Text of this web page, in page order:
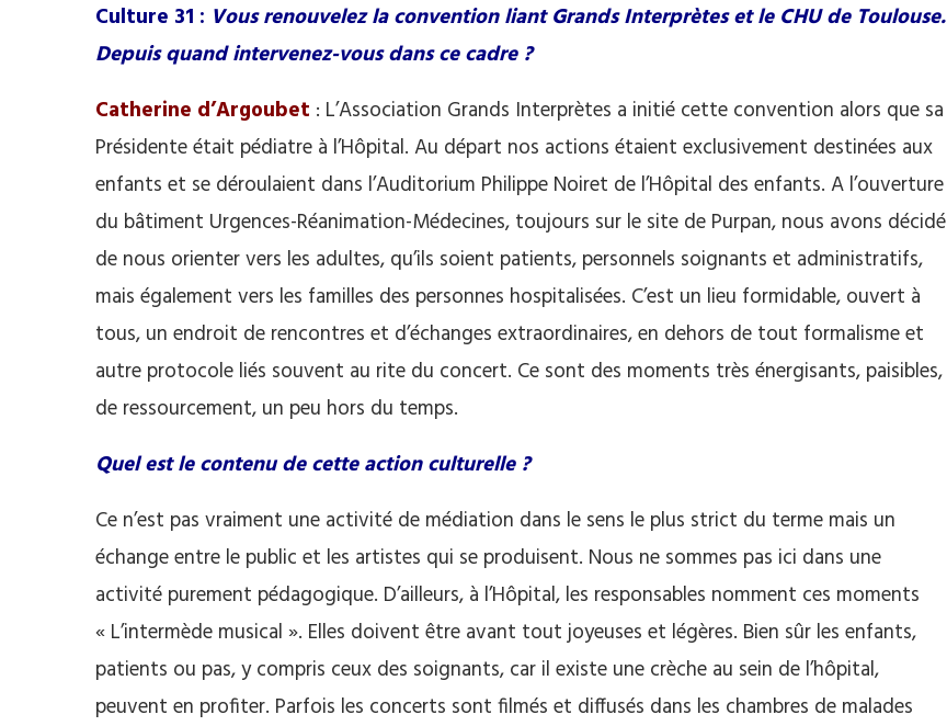
Culture 31 : Vous renouvelez la convention liant Grands Interprètes et le CHU de Toulouse.
Depuis quand intervenez-vous dans ce cadre ?
Catherine d’Argoubet : L’Association Grands Interprètes a initié cette convention alors que sa
Présidente était pédiatre à l’Hôpital. Au départ nos actions étaient exclusivement destinées aux
enfants et se déroulaient dans l’Auditorium Philippe Noiret de l’Hôpital des enfants. A l’ouverture
du bâtiment Urgences-Réanimation-Médecines, toujours sur le site de Purpan, nous avons décidé
de nous orienter vers les adultes, qu’ils soient patients, personnels soignants et administratifs,
mais également vers les familles des personnes hospitalisées. C’est un lieu formidable, ouvert à
tous, un endroit de rencontres et d’échanges extraordinaires, en dehors de tout formalisme et
autre protocole liés souvent au rite du concert. Ce sont des moments très énergisants, paisibles,
de ressourcement, un peu hors du temps.
Quel est le contenu de cette action culturelle ?
Ce n’est pas vraiment une activité de médiation dans le sens le plus strict du terme mais un
échange entre le public et les artistes qui se produisent. Nous ne sommes pas ici dans une
activité purement pédagogique. D’ailleurs, à l’Hôpital, les responsables nomment ces moments
« L’intermède musical ». Elles doivent être avant tout joyeuses et légères. Bien sûr les enfants,
patients ou pas, y compris ceux des soignants, car il existe une crèche au sein de l’hôpital,
peuvent en profiter. Parfois les concerts sont filmés et diffusés dans les chambres de malades